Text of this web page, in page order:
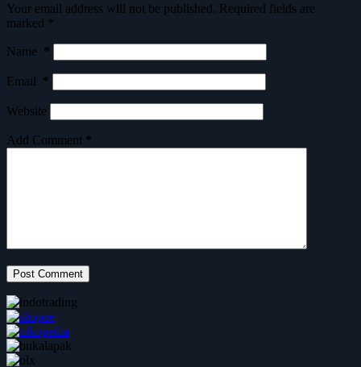
Your email address will not be published. Required fields are
marked *
Name *
Email *
Website
Add Comment *
Post Comment